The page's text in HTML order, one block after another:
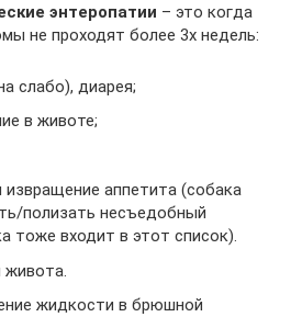
энтеропатии – это когда
не проходят более 3х недель:
слабо), диарея;
в животе;
извращение аппетита (собака
полизать несъедобный
тоже входит в этот список).
жидкости в брюшной